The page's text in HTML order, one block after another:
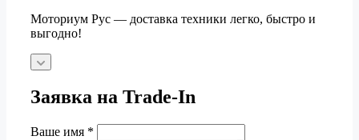
Моториум Рус — доставка техники легко, быстро и
выгодно!
Заявка на Trade-In
Ваше имя *